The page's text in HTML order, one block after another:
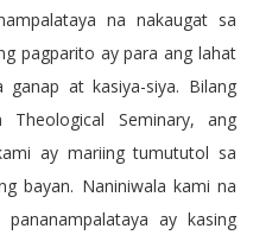
na nakaugat sa
pagparito ay para ang lahat
at kasiya-siya. Bilang
Seminary, ang
ay mariing tumututol sa
bayan. Naniniwala kami na
ay kasing